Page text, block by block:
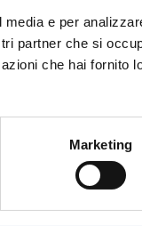
e per
partner che si
che hai fornito
Marketing